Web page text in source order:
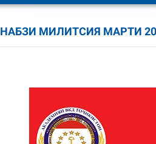
НАБЗИ МИЛИТСИЯ МАРТИ